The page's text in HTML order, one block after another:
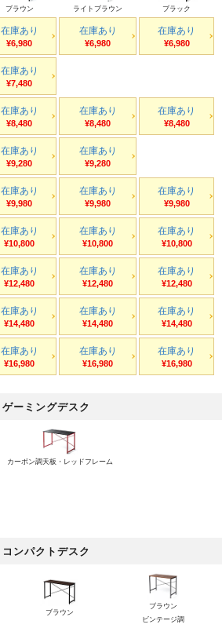
ブラウン ライトブラウン ブラック
在庫あり
¥6,980
在庫あり
¥6,980
在庫あり
¥6,980
在庫あり
¥7,480
在庫あり
¥8,480
在庫あり
¥8,480
在庫あり
¥8,480
在庫あり
¥9,280
在庫あり
¥9,280
在庫あり
¥9,980
在庫あり
¥9,980
在庫あり
¥9,980
在庫あり
¥10,800
在庫あり
¥10,800
在庫あり
¥10,800
在庫あり
¥12,480
在庫あり
¥12,480
在庫あり
¥12,480
在庫あり
¥14,480
在庫あり
¥14,480
在庫あり
¥14,480
在庫あり
¥16,980
在庫あり
¥16,980
在庫あり
¥16,980
ゲーミングデスク
カーボン調天板・レッドフレーム
コンパクトデスク
ブラウン
ブラウン
ビンテージ調